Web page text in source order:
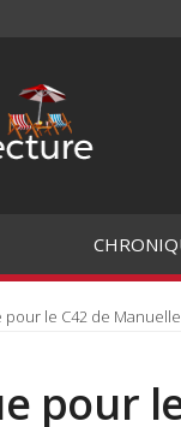
pour le C42 de
pour